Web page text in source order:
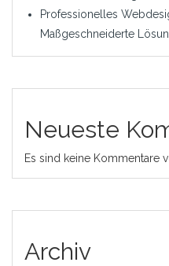
Professionelles
Maßgeschneiderte
Neueste
Es sind keine Kommentare
Archiv